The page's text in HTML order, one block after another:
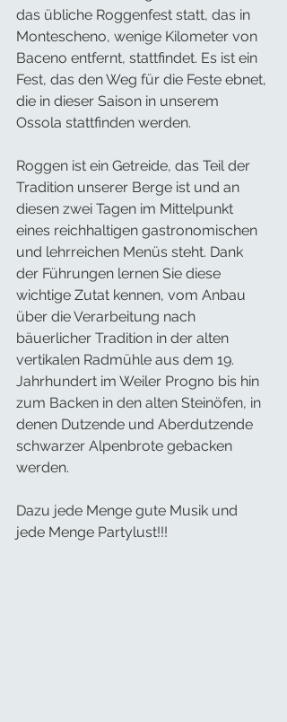
das übliche Roggenfest statt, das in
Montescheno, wenige Kilometer von
Baceno entfernt, stattfindet. Es ist ein
Fest, das den Weg für die Feste ebnet,
die in dieser Saison in unserem
Ossola stattfinden werden.
Roggen ist ein Getreide, das Teil der
Tradition unserer Berge ist und an
diesen zwei Tagen im Mittelpunkt
eines reichhaltigen gastronomischen
und lehrreichen Menüs steht. Dank
der Führungen lernen Sie diese
wichtige Zutat kennen, vom Anbau
über die Verarbeitung nach
bäuerlicher Tradition in der alten
vertikalen Radmühle aus dem 19.
Jahrhundert im Weiler Progno bis hin
zum Backen in den alten Steinöfen, in
denen Dutzende und Aberdutzende
schwarzer Alpenbrote gebacken
werden.
Dazu jede Menge gute Musik und
jede Menge Partylust!!!